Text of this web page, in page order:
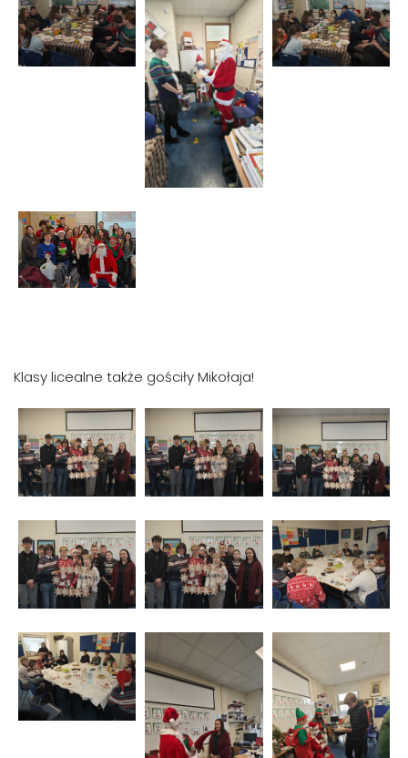
Klasy licealne także gościły Mikołaja!